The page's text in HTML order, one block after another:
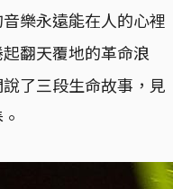
樂永遠能在人的心裡
翻天覆地的革命浪
了三段生命故事，見